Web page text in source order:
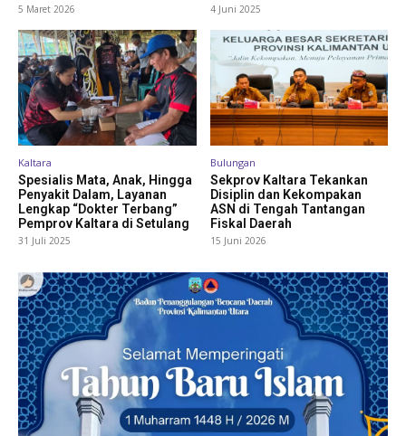
5 Maret 2026 4 Juni 2025
Kaltara
Spesialis Mata, Anak, Hingga
Penyakit Dalam, Layanan
Lengkap “Dokter Terbang”
Pemprov Kaltara di Setulang
31 Juli 2025
Bulungan
Sekprov Kaltara Tekankan
Disiplin dan Kekompakan
ASN di Tengah Tantangan
Fiskal Daerah
15 Juni 2026